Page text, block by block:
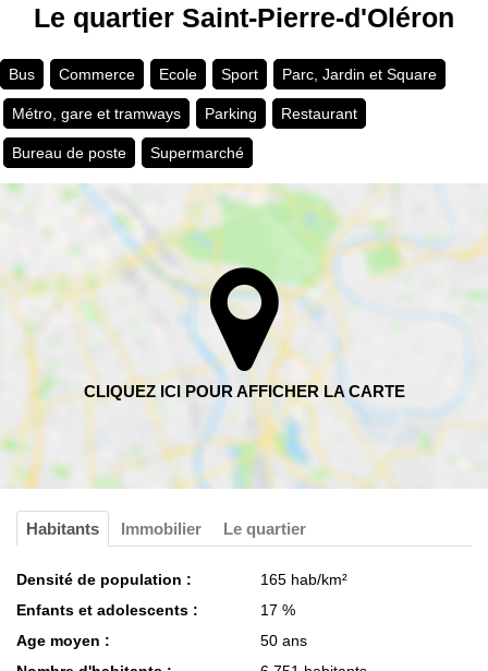
Le quartier Saint-Pierre-d'Oléron
Bus Commerce Ecole Sport Parc, Jardin et Square
Métro, gare et tramways Parking Restaurant
Bureau de poste Supermarché
Habitants Immobilier Le quartier
Densité de population :
165 hab/km²
Enfants et adolescents :
17 %
Age moyen :
50 ans